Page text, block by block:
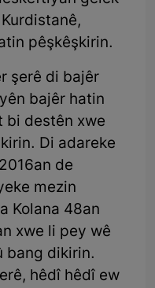
pêşkêşkirin.
şerê di bajêr
bajêr hatin
bi destên xwe
Di adareke
de
mezin
Kolana 48an
xwe li pey wê
bang dikirin.
hêdî hêdî ew